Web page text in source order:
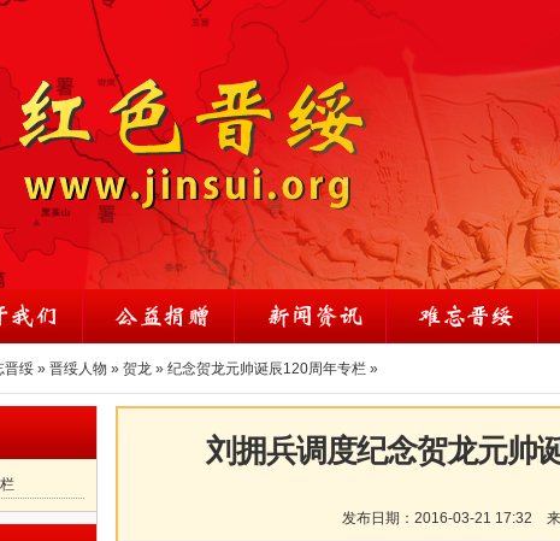
晋绥 » 晋绥人物 » 贺龙 » 纪念贺龙元帅诞辰120周年专栏 »
刘拥兵调度纪念贺龙元帅
发布日期： 2016-03-21 17:32 来